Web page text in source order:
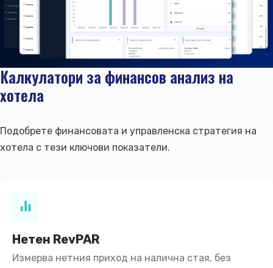
Управление на приходите
Маркетинг & Уебсайт
Маркетинг
Бизнес уебсайт
Ваканционни наеми
Актуализации & Пакети
Нашите пакети
Удостоверени продавачи
Управление на резервации
Разпределение на резервации
Управление на гости
Съобщения & Подобрения
Нашият екип
Нашите клиенти
Продажби
Контакт
Калкулатори за финансов анализ на
хотела
Подобрете финансовата и управленска стратегия на
хотела с тези ключови показатели.
Нетен RevPAR
Измерва нетния приход на налична стая, без